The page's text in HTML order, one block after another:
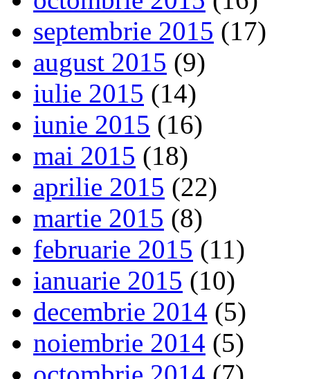
septembrie 2015 (17)
august 2015 (9)
iulie 2015 (14)
iunie 2015 (16)
mai 2015 (18)
aprilie 2015 (22)
martie 2015 (8)
februarie 2015 (11)
ianuarie 2015 (10)
decembrie 2014 (5)
noiembrie 2014 (5)